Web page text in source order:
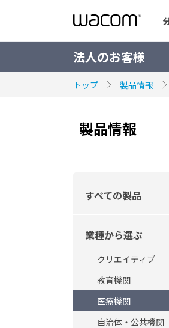
業種か
用途か
製品か
法人のお客様
トップ 製品情報
製品情報
すべての製品
業種から選ぶ
クリエイティブ
教育機関
医療機関
自治体・公共機関